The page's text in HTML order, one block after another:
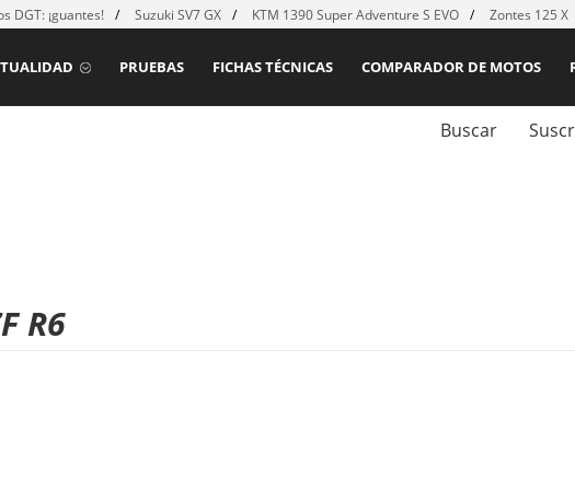
DGT: ¡guantes! Suzuki SV7 GX KTM 1390 Super Adventure S EVO Zontes 125 X
COMPARADOR DE MOTOS
FICHAS TÉCNICAS
PRUEBAS
Buscar
R6